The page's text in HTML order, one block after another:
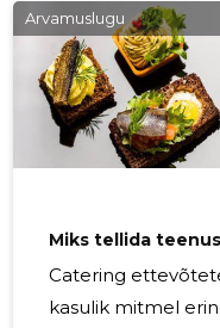
arvutamisel on
Selgitage välja, kui
Arvamuslugu
Miks tellida
Catering
kasulik mitmel